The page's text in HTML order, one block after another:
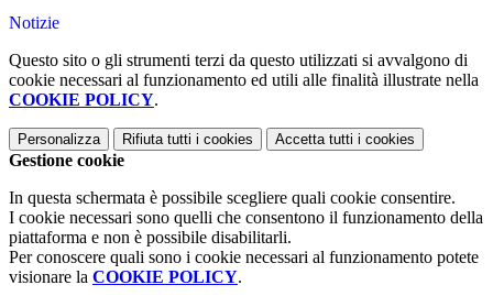
Notizie
Questo sito o gli strumenti terzi da questo utilizzati si avvalgono di
cookie necessari al funzionamento ed utili alle finalità illustrate nella
COOKIE POLICY.
Personalizza Rifiuta tutti i cookies Accetta tutti i cookies
Gestione cookie
In questa schermata è possibile scegliere quali cookie consentire.
I cookie necessari sono quelli che consentono il funzionamento della
piattaforma e non è possibile disabilitarli.
Per conoscere quali sono i cookie necessari al funzionamento potete
visionare la COOKIE POLICY.